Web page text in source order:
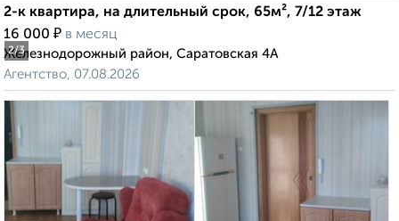
2/3
2-к квартира, на длительный срок, 65м², 7/12 этаж
16 000 ₽ в месяц
Железнодорожный район, Саратовская 4А
Агентство, 07.08.2026